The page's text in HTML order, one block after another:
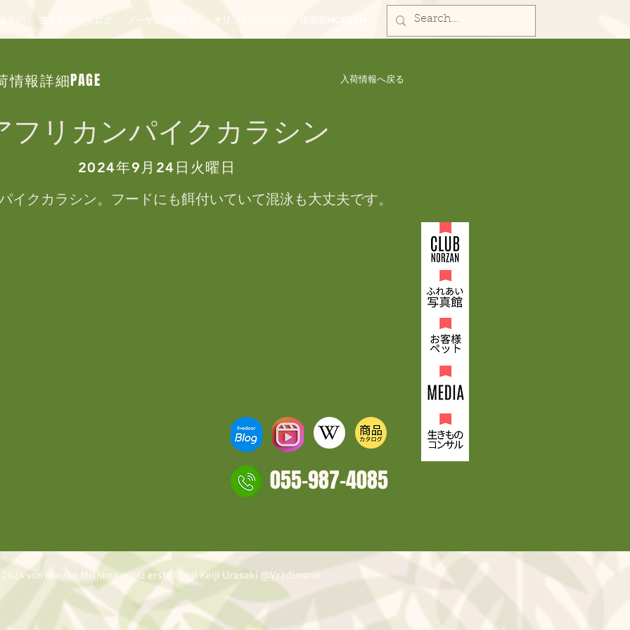
規約 生きものカタログ ノーザンDIGITAL オリジナルグッズ
情報詳細PAGE 入荷情報へ戻る
フリカンパイクカラシン
2024年9月24日火曜日
イクカラシン。フードにも餌付いていて混泳も大丈夫です。
055-987-4085
von Norzan Mishima, stolz erstellt mit Keiji Urasaki @Vradimann.